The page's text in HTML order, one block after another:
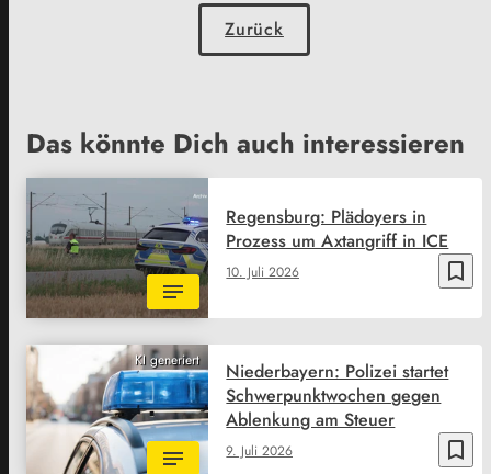
Zurück
Das könnte Dich auch interessieren
bookmark_border
10. Juli 2026
Regensburg: Plädoyers in
Prozess um Axtangriff in ICE
KI generiert
bookmark_border
9. Juli 2026
Niederbayern: Polizei startet
Schwerpunktwochen gegen
Ablenkung am Steuer